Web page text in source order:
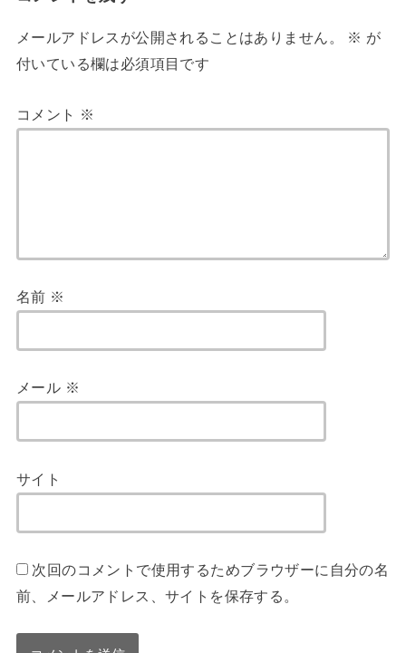
メールアドレスが公開されることはありません。 ※ が
付いている欄は必須項目です
コメント ※
名前 ※
メール ※
サイト
次回のコメントで使用するためブラウザーに自分の名
前、メールアドレス、サイトを保存する。